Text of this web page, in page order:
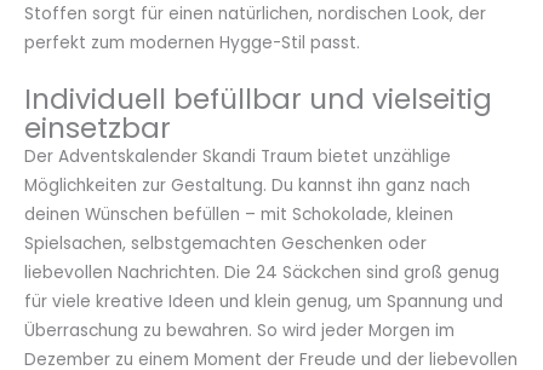
Stoffen sorgt für einen natürlichen, nordischen Look, der
perfekt zum modernen Hygge-Stil passt.
Individuell befüllbar und vielseitig
einsetzbar
Der Adventskalender Skandi Traum bietet unzählige
Möglichkeiten zur Gestaltung. Du kannst ihn ganz nach
deinen Wünschen befüllen – mit Schokolade, kleinen
Spielsachen, selbstgemachten Geschenken oder
liebevollen Nachrichten. Die 24 Säckchen sind groß genug
für viele kreative Ideen und klein genug, um Spannung und
Überraschung zu bewahren. So wird jeder Morgen im
Dezember zu einem Moment der Freude und der liebevollen